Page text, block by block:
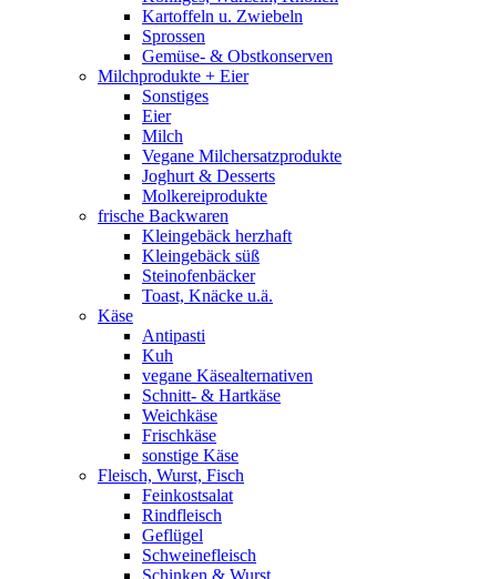
Kartoffeln u. Zwiebeln
Sprossen
Gemüse- & Obstkonserven
Milchprodukte + Eier
Sonstiges
Eier
Milch
Vegane Milchersatzprodukte
Joghurt & Desserts
Molkereiprodukte
frische Backwaren
Kleingebäck herzhaft
Kleingebäck süß
Steinofenbäcker
Toast, Knäcke u.ä.
Käse
Antipasti
Kuh
vegane Käsealternativen
Schnitt- & Hartkäse
Weichkäse
Frischkäse
sonstige Käse
Fleisch, Wurst, Fisch
Feinkostsalat
Rindfleisch
Geflügel
Schweinefleisch
Schinken & Wurst